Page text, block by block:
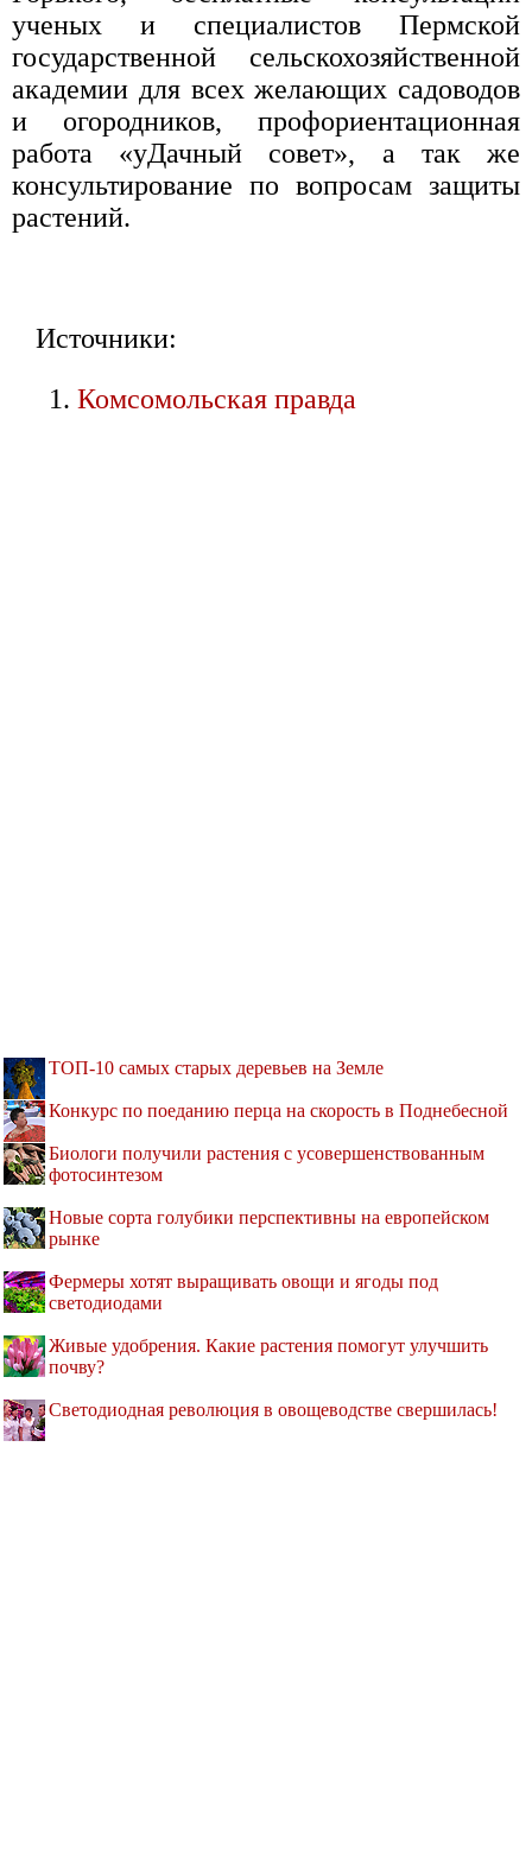
ученых и специалистов Пермской
государственной сельскохозяйственной
академии для всех желающих садоводов
и огородников, профориентационная
работа «уДачный совет», а так же
консультирование по вопросам защиты
растений.
Источники:
Комсомольская правда
ТОП-10 самых старых деревьев на Земле
Конкурс по поеданию перца на скорость в Поднебесной
Биологи получили растения с усовершенствованным
фотосинтезом
Новые сорта голубики перспективны на европейском
рынке
Фермеры хотят выращивать овощи и ягоды под
светодиодами
Живые удобрения. Какие растения помогут улучшить
почву?
Светодиодная революция в овощеводстве свершилась!